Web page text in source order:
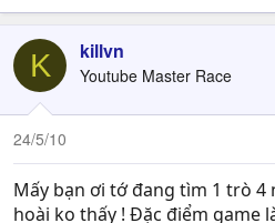
K killvn
Youtube Master Race
24/5/10
Mấy bạn ơi tớ đang tìm 1 trò
hoài ko thấy ! Đặc điểm game